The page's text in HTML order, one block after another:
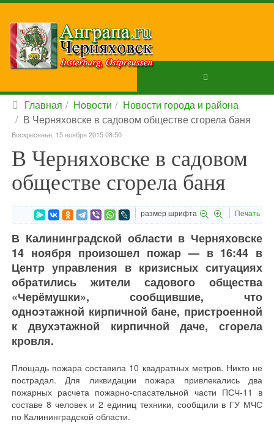
Главная Новости
Новости города и района
В Черняховске в садовом обществе сгорела баня
Воскресенье, 15 ноября 2015 08:50
В Черняховске в садовом
обществе сгорела баня
размер шрифта Печать
В Калининградской области в Черняховске
14 ноября произошел пожар — в 16:44 в
Центр управления в кризисных ситуациях
обратились жители садового общества
«Черёмушки», сообщившие, что
одноэтажной кирпичной бане, пристроенной
к двухэтажной кирпичной даче, сгорела
кровля.
Площадь пожара составила 10 квадратных метров. Никто не
пострадал. Для ликвидации пожара привлекались два
пожарных расчета пожарно-спасательной части ПСЧ-11 в
составе 8 человек и 2 единиц техники, сообщили в ГУ МЧС
по Калининградской области.